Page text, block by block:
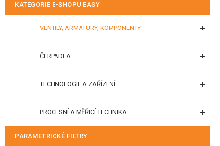
KATEGORIE E-SHOPU EASY
VENTILY, ARMATURY, KOMPONENTY
ČERPADLA
TECHNOLOGIE A ZAŘÍZENÍ
PROCESNÍ A MĚŘICÍ TECHNIKA
PARAMETRICKÉ FILTRY